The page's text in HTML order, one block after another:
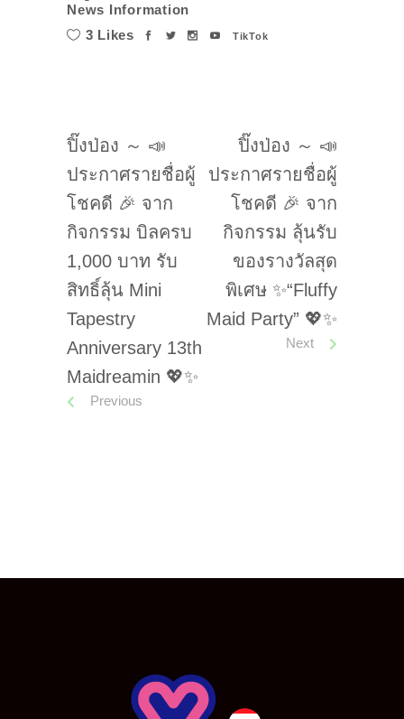
News Information
3 Likes
TikTok
ปิ๊งป่อง ～ 📣
ประกาศรายชื่อผู้
โชคดี 🎉 จาก
กิจกรรม บิลครบ
1,000 บาท รับ
สิทธิ์ลุ้น Mini
Tapestry
Anniversary 13th
Maidreamin 💖✨
Previous
ปิ๊งป่อง ～ 📣
ประกาศรายชื่อผู้
โชคดี 🎉 จาก
กิจกรรม ลุ้นรับ
ของรางวัลสุด
พิเศษ ✨“Fluffy
Maid Party” 💖✨
Next